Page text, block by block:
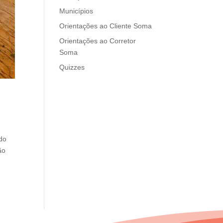
Municípios
Orientações ao Cliente Soma
Orientações ao Corretor
Soma
Quizzes